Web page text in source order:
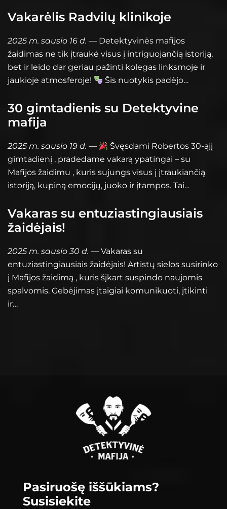
Vakarėlis Radvilų klinikoje
2025 m. sausio 16 d. — Detektyvinės mafijos
žaidimas ne tik įtraukė visus į intriguojančią istoriją,
bet ir leido dar geriau pažinti kolegas linksmoje ir
jaukioje atmosferoje!
Šis nuotykis padėjo…
30 gimtadienis su Detektyvine
mafija
2025 m. sausio 19 d. —
Švęsdami Robertos 30-ąjį
gimtadienį , pradedame vakarą ypatingai – su
Mafijos žaidimu , kuris sujungs visus į įtraukiančią
istoriją, kupiną emocijų, juoko ir įtampos. Tai…
Vakaras su entuziastingiausiais
žaidėjais!
2025 m. sausio 30 d. — Vakaras su
entuziastingiausiais žaidėjais! Artistų sielos susirinko
į Mafijos žaidimą , kuris šįkart suspindo naujomis
spalvomis. Gebėjimas įtaigiai komunikuoti, įtikinti
ir…
Pasiruošę iššūkiams?
Susisiekite